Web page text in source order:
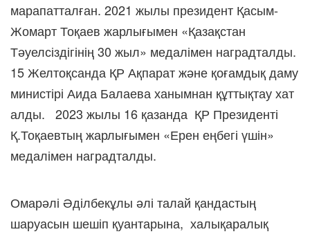
марапатталған. 2021 жылы президент Қасым-
Жомарт Тоқаев жарлығымен «Қазақстан
Тәуелсіздігінің 30 жыл» медалімен наградталды.
15 Желтоқсанда ҚР Ақпарат және қоғамдық даму
министірі Аида Балаева ханымнан құттықтау хат
алды. 2023 жылы 16 қазанда ҚР Президенті
Қ.Тоқаевтың жарлығымен «Ерен еңбегі үшін»
медалімен наградталды.
Омарәлі Әділбекұлы әлі талай қандастың
шаруасын шешіп қуантарына, халықаралық